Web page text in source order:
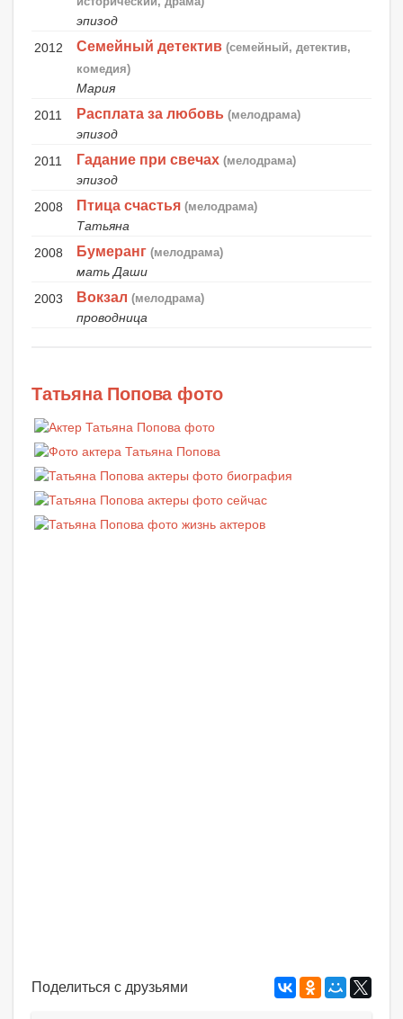
эпизод
2012
Семейный детектив (семейный, детектив,
комедия)
Мария
2011
Расплата за любовь (мелодрама)
эпизод
2011
Гадание при свечах (мелодрама)
эпизод
2008
Птица счастья (мелодрама)
Татьяна
2008
Бумеранг (мелодрама)
мать Даши
2003
Вокзал (мелодрама)
проводница
Татьяна Попова фото
Поделиться с друзьями